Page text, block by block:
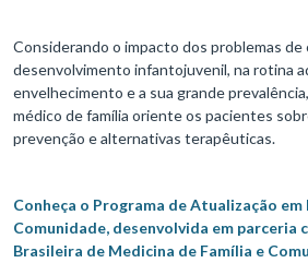
Considerando o impacto dos problemas de
desenvolvimento infantojuvenil, na rotina
envelhecimento e a sua grande
médico de família oriente os pacientes
prevenção e alternativas terapêuticas.
Conheça o Programa de Atualização
Comunidade, desenvolvida em parceria
Brasileira de Medicina de Família e